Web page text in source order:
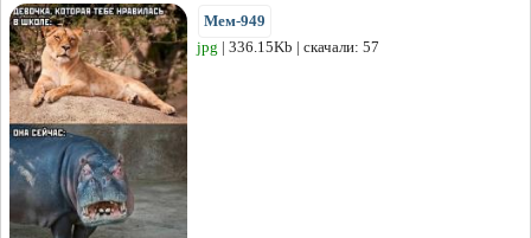
Мем-949
jpg | 336.15Kb | скачали: 57